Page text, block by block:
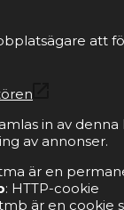
att
in av
av annonser.
är en
: HTTP-cookie
är en cookie